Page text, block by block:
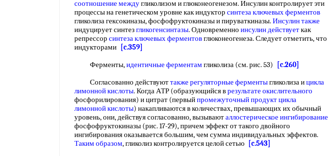
соотношение междугликолизом и глюконеогенезом. Инсулин контролирует эти
процессы на генетическом уровне как индуктор синтеза ключевых ферментов
гликолиза гексокиназы, фосфофруктокиназы и пируваткиназы.Инсулин также
индуцирует синтезгликогенсинтазы. Одновременно инсулин действуеткак
репрессор синтеза ключевых ферментовглюконеогенеза. Следует отметить, что
индукторами
[c.359]
Ферменты,идентичные ферментам гликолиза (см. рис. 53)
[c.260]
Согласованно действуюттакже регуляторные ферментыгликолиза ицикла
лимонной кислоты. Когда АТР (образующийся врезультате окислительного
фосфорилирования) и цитрат (первыйпромежуточный продукт цикла
лимонной кислоты) накапливаются в количествах, превышающих их обычный
уровень, они, действуя согласованно, вызываюталлостерическое ингибирование
фосфофруктокиназы (рис. 17-29), причем эффект от такого двойного
ингибирования оказывается большим, чем сумма индивидуальных эффектов.
Таким образом, гликолиз контролируется целой сетью
[c.543]